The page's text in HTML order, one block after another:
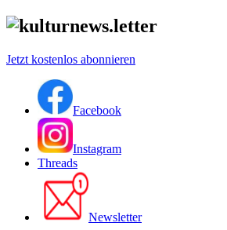
Jetzt kostenlos abonnieren
Facebook
Instagram
Threads
Newsletter